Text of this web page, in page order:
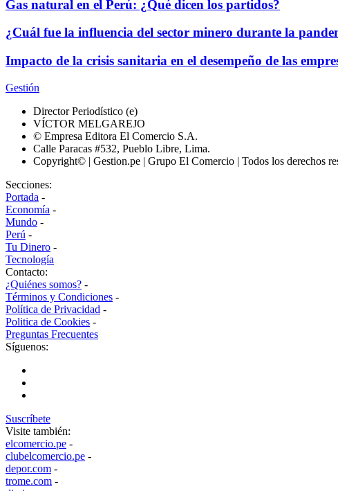
Gas natural en el Perú: ¿Qué dicen los partidos?
¿Cuál fue la influencia del sector minero durante la
Impacto de la crisis sanitaria en el desempeño de las
Gestión
Director Periodístico (e)
VÍCTOR MELGAREJO
© Empresa Editora El Comercio S.A.
Calle Paracas #532, Pueblo Libre, Lima.
Copyright© | Gestion.pe | Grupo El Comercio | Todos los derechos
Secciones:
Portada -
Economía -
Mundo -
Perú -
Tu Dinero -
Tecnología
Contacto:
¿Quiénes somos? -
Términos y Condiciones -
Política de Privacidad -
Politica de Cookies -
Preguntas Frecuentes
Síguenos:
Suscríbete
Visite también:
elcomercio.pe -
clubelcomercio.pe -
depor.com -
trome.com -